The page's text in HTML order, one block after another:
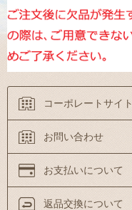
コーポレートサイト
お問い合わせ
お支払いについて
返品交換について